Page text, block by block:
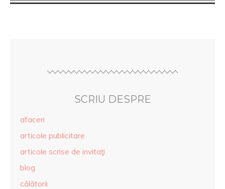
SCRIU DESPRE
afaceri
articole publicitare
articole scrise de invitaţi
blog
călătorii